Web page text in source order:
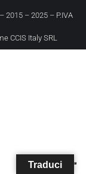
2015 – 2025 – P.IVA
CCIS Italy SRL
Traduci